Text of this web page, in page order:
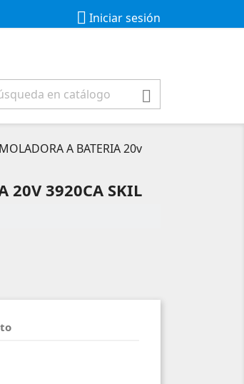
 Iniciar sesión

A BATERIA 20v
20V 3920CA SKIL